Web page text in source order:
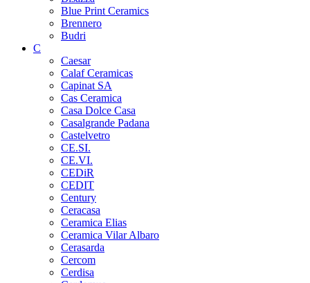
Blue Print Ceramics
Brennero
Budri
C
Caesar
Calaf Ceramicas
Capinat SA
Cas Ceramica
Casa Dolce Casa
Casalgrande Padana
Castelvetro
CE.SI.
CE.VI.
CEDiR
CEDIT
Century
Ceracasa
Ceramica Elias
Ceramica Vilar Albaro
Cerasarda
Cercom
Cerdisa